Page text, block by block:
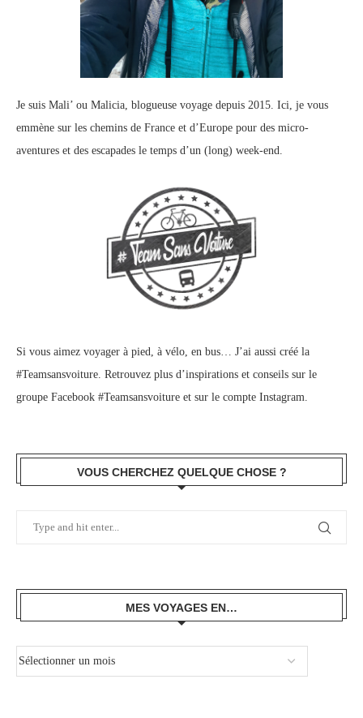
Je suis Mali’ ou Malicia, blogueuse voyage depuis 2015. Ici, je vous
emmène sur les chemins de France et d’Europe pour des micro-
aventures et des escapades le temps d’un (long) week-end.
Si vous aimez voyager à pied, à vélo, en bus… J’ai aussi créé la
#Teamsansvoiture. Retrouvez plus d’inspirations et conseils sur le
groupe Facebook #Teamsansvoiture et sur le compte Instagram.
VOUS CHERCHEZ QUELQUE CHOSE ?
MES VOYAGES EN…